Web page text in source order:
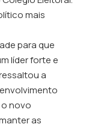
mais
para que
líder forte e
a
novo
as